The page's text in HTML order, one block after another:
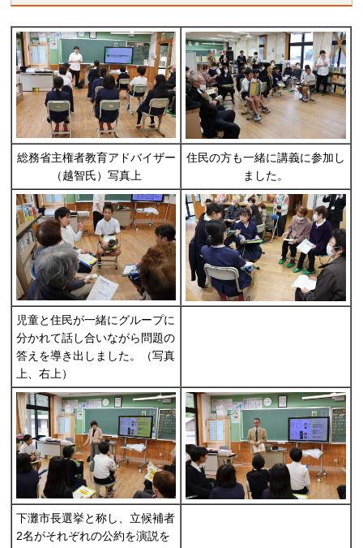
総務省主権者教育アドバイザー
（越智氏）写真上
住民の方も一緒に講義に参加し
ました。
児童と住民が一緒にグループに
分かれて話し合いながら問題の
答えを導き出しました。（写真
上、右上）
下灘市長選挙と称し、立候補者
2名がそれぞれの公約を演説を